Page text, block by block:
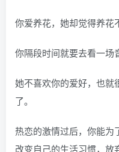
你爱养花，她却觉得养花
你隔段时间就要去看一场
她不喜欢你的爱好，也就
了。
热恋的激情过后，你能为
改变自己的生活习惯，放